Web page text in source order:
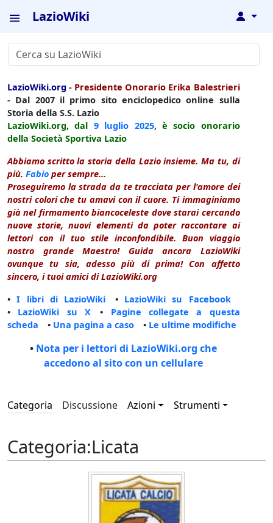
LazioWiki ↓
LazioWiki.org - Presidente Onorario Erika Balestrieri
- Dal 2007 il primo sito enciclopedico online sulla
Storia della S.S. Lazio
LazioWiki.org, dal 9 luglio 2025, è socio onorario
della Società Sportiva Lazio
Abbiamo scritto la storia della Lazio insieme. Ma tu, di
più. Fabio per sempre...
Proseguiremo la strada da te tracciata per l'amore dei
nostri colori che tu amavi con il cuore. Ti immaginiamo
già nel firmamento biancoceleste dove starai cercando
nuove storie, nuovi elementi da poter raccontare ai
lettori con il tuo stile inconfondibile. Buon viaggio
nostro grande Maestro! Guida ancora LazioWiki
ovunque tu sia, adesso più di prima! Con affetto
sincero, i tuoi amici di LazioWiki.org
•I libri di LazioWiki • LazioWiki su Facebook
• LazioWiki su X • Pagine collegate a questa
scheda • Una pagina a caso • Le ultime modifiche
• Nota per i lettori di LazioWiki.org che
accedono al sito con un cellulare
Categoria Discussione Azioni Strumenti
Categoria:Licata